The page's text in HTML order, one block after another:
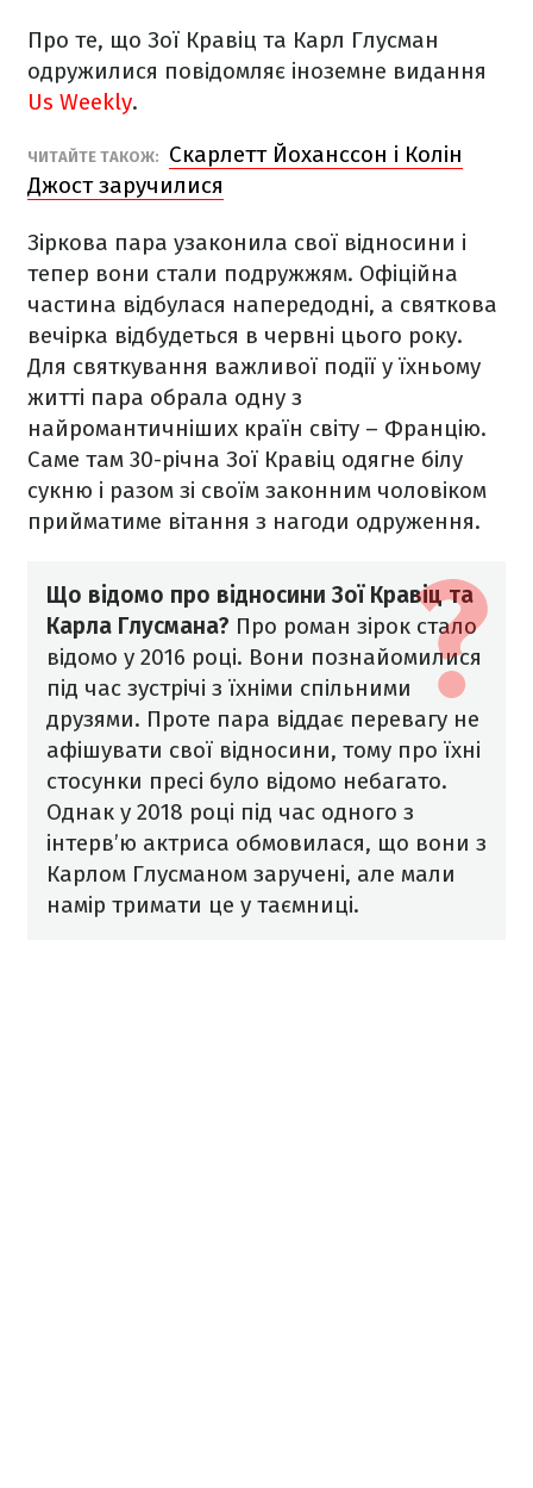
Про те, що Зої Кравіц та Карл Глусман
одружилися повідомляє іноземне видання
Us Weekly.
ЧИТАЙТЕ ТАКОЖ:
Скарлетт Йоханссон і Колін
Джост заручилися
Зіркова пара узаконила свої відносини і
тепер вони стали подружжям. Офіційна
частина відбулася напередодні, а святкова
вечірка відбудеться в червні цього року.
Для святкування важливої події у їхньому
житті пара обрала одну з
найромантичніших країн світу – Францію.
Саме там 30-річна Зої Кравіц одягне білу
сукню і разом зі своїм законним чоловіком
прийматиме вітання з нагоди одруження.
Що відомо про відносини Зої Кравіц та
Карла Глусмана? Про роман зірок стало
відомо у 2016 році. Вони познайомилися
під час зустрічі з їхніми спільними
друзями. Проте пара віддає перевагу не
афішувати свої відносини, тому про їхні
стосунки пресі було відомо небагато.
Однак у 2018 році під час одного з
інтерв’ю актриса обмовилася, що вони з
Карлом Глусманом заручені, але мали
намір тримати це у таємниці.